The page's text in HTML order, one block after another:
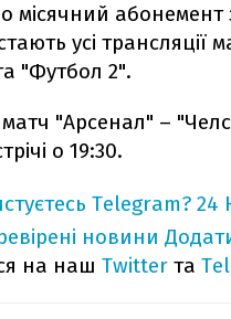
місячний
усі трансляції
"Футбол 2".
"Арсенал" –
о 19:30.
Telegram? 24
новини
на наш Twitter та